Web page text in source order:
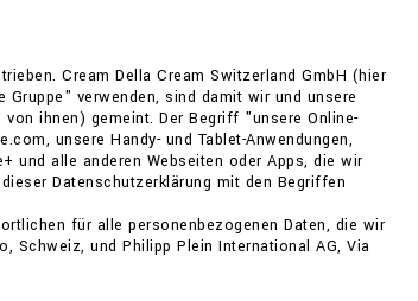
Cream Della Cream Switzerland GmbH (hier
verwenden, sind damit wir und unsere
ihnen) gemeint. Der Begriff "unsere Online-
unsere Handy- und Tablet-Anwendungen,
und alle anderen Webseiten oder Apps, die wir
Datenschutzerklärung mit den Begriffen
für alle personenbezogenen Daten, die wir
Schweiz, und Philipp Plein International AG, Via